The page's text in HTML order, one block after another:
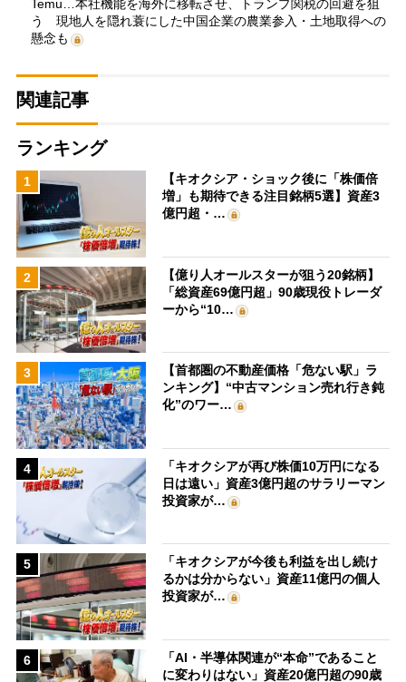
Temu…本社機能を海外に移転させ、トランプ関税の回避を狙
う 現地人を隠れ蓑にした中国企業の農業参入・土地取得への
懸念も
関連記事
ランキング
1
【キオクシア・ショック後に「株価倍
増」も期待できる注目銘柄5選】資産3
億円超・…
2
【億り人オールスターが狙う20銘柄】
「総資産69億円超」90歳現役トレーダ
ーから“10…
3
【首都圏の不動産価格「危ない駅」ラ
ンキング】“中古マンション売れ行き鈍
化”のワー…
4
「キオクシアが再び株価10万円になる
日は遠い」資産3億円超のサラリーマン
投資家が…
5
「キオクシアが今後も利益を出し続け
るかは分からない」資産11億円の個人
投資家が…
6
「AI・半導体関連が“本命”であること
に変わりはない」資産20億円超の90歳